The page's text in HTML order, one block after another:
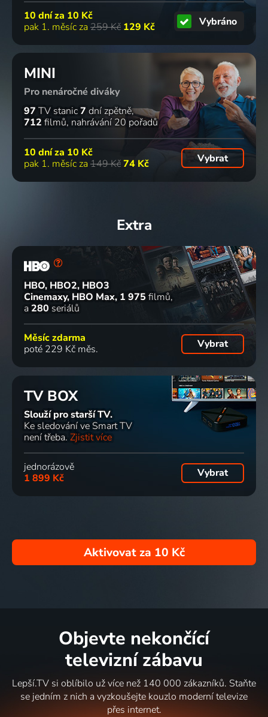
10 dní za 10 Kč
pak 1. měsíc za 259 Kč 129 Kč Vybráno
MINI
Pro nenáročné diváky
97 TV stanic7 dní zpětně
712 filmů nahrávání 20 pořadů
10 dní za 10 Kč
pak 1. měsíc za 149 Kč74 Kč Vybrat
Extra
HBO, HBO2, HBO3
Cinemaxy, HBO Max 1 975 filmů
a 280 seriálů
Měsíc zdarma
poté 229 Kč měs.
Vybrat
TV BOX
Slouží pro starší TV.
Ke sledování ve Smart TV
není třeba. Zjistit více
jednorázově
1 899 Kč
Vybrat
Aktivovat za 10 Kč
Objevte nekončící
televizní zábavu
Lepší.TV si oblíbilo už více než 140 000 zákazníků. Staňte
se jedním z nich a vyzkoušejte kouzlo moderní televize
přes internet.